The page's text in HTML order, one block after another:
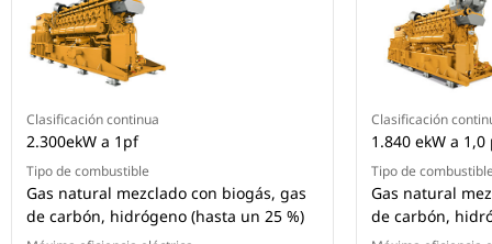
Clasificación continua
2.300ekW a 1pf
Tipo de combustible
Gas natural mezclado con biogás, gas
de carbón, hidrógeno (hasta un 25 %)
Clasificación
1.840 ekW a 1,0
Tipo de
Gas natural
de carbón,